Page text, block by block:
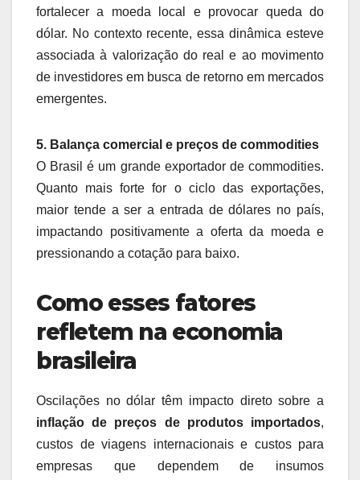
fortalecer a moeda local e provocar queda do
dólar. No contexto recente, essa dinâmica esteve
associada à valorização do real e ao movimento
de investidores em busca de retorno em mercados
emergentes.
5. Balança comercial e preços de commodities
O Brasil é um grande exportador de commodities.
Quanto mais forte for o ciclo das exportações,
maior tende a ser a entrada de dólares no país,
impactando positivamente a oferta da moeda e
pressionando a cotação para baixo.
Como esses fatores
refletem na economia
brasileira
Oscilações no dólar têm impacto direto sobre a
inflação de preços de produtos importados,
custos de viagens internacionais e custos para
empresas que dependem de insumos